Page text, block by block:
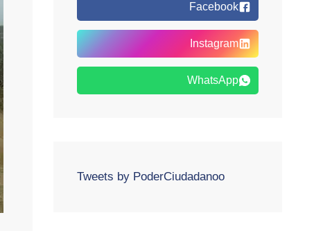
Facebook
Instagram
WhatsApp
Tweets by PoderCiudadanoo